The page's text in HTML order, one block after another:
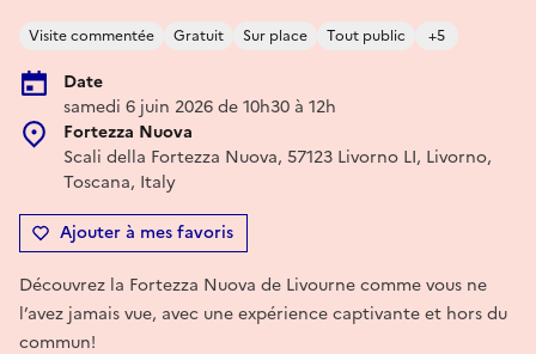
Visite commentée Gratuit Sur place Tout public +5
Date
samedi 6 juin 2026 de 10h30 à 12h
Fortezza Nuova
Scali della Fortezza Nuova, 57123 Livorno LI, Livorno,
Toscana, Italy
Ajouter à mes favoris
Découvrez la Fortezza Nuova de Livourne comme vous ne
l’avez jamais vue, avec une expérience captivante et hors du
commun!